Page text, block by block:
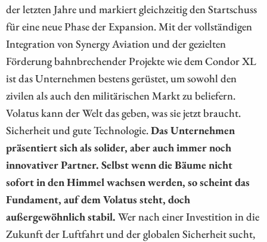
der letzten Jahre und markiert gleichzeitig den Startschuss
für eine neue Phase der Expansion. Mit der vollständigen
Integration von Synergy Aviation und der gezielten
Förderung bahnbrechender Projekte wie dem Condor XL
ist das Unternehmen bestens gerüstet, um sowohl den
zivilen als auch den militärischen Markt zu beliefern.
Volatus kann der Welt das geben, was sie jetzt braucht.
Sicherheit und gute Technologie.Das Unternehmen
präsentiert sich als solider, aber auch immer noch
innovativer Partner. Selbst wenn die Bäume nicht
sofort in den Himmel wachsen werden, so scheint das
Fundament, auf dem Volatus steht, doch
außergewöhnlich stabil. Wer nach einer Investition in die
Zukunft der Luftfahrt und der globalen Sicherheit sucht,